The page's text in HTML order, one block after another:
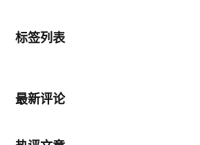
标签列表
最新评论